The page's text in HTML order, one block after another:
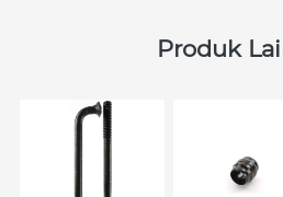
Produk